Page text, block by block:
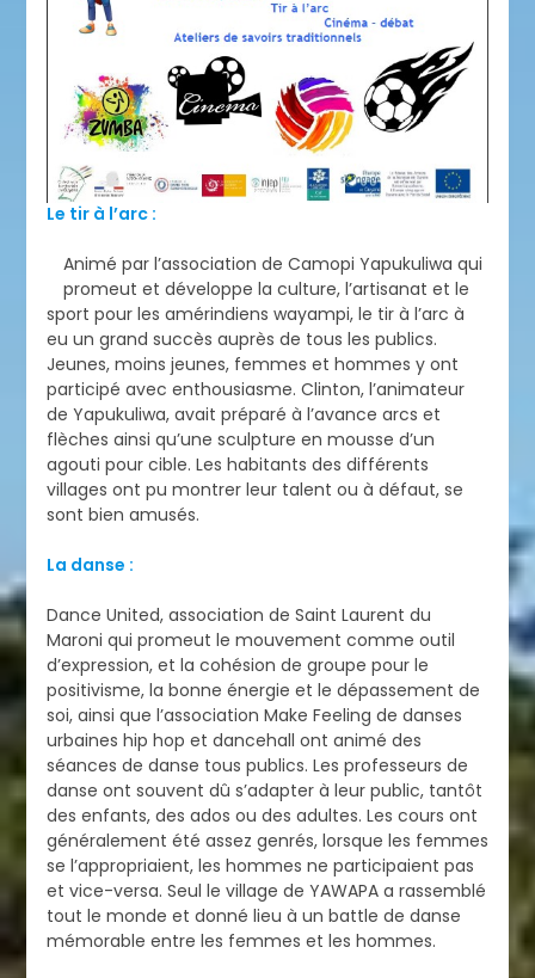
Le tir à l’arc :
Animé par l’association de Camopi Yapukuliwa qui
promeut et développe la culture, l’artisanat et le
sport pour les amérindiens wayampi, le tir à l’arc à
eu un grand succès auprès de tous les publics.
Jeunes, moins jeunes, femmes et hommes y ont
participé avec enthousiasme. Clinton, l’animateur
de Yapukuliwa, avait préparé à l’avance arcs et
flèches ainsi qu’une sculpture en mousse d’un
agouti pour cible. Les habitants des différents
villages ont pu montrer leur talent ou à défaut, se
sont bien amusés.
La danse :
Dance United, association de Saint Laurent du
Maroni qui promeut le mouvement comme outil
d’expression, et la cohésion de groupe pour le
positivisme, la bonne énergie et le dépassement de
soi, ainsi que l’association Make Feeling de danses
urbaines hip hop et dancehall ont animé des
séances de danse tous publics. Les professeurs de
danse ont souvent dû s’adapter à leur public, tantôt
des enfants, des ados ou des adultes. Les cours ont
généralement été assez genrés, lorsque les femmes
se l’appropriaient, les hommes ne participaient pas
et vice-versa. Seul le village de YAWAPA a rassemblé
tout le monde et donné lieu à un battle de danse
mémorable entre les femmes et les hommes.